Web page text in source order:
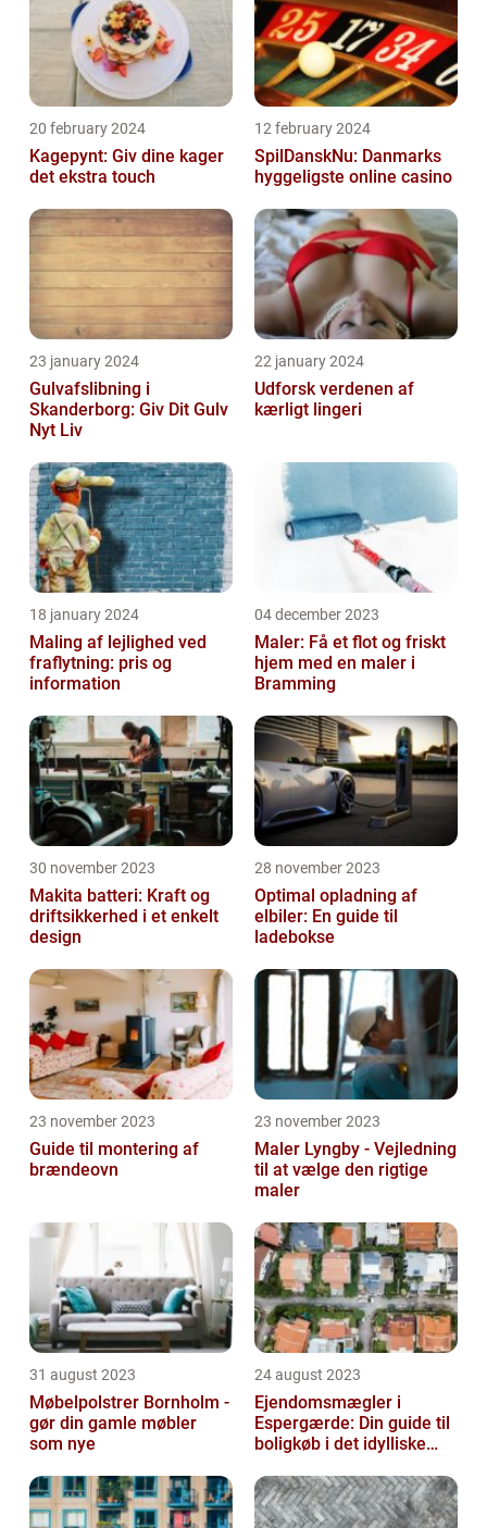
20 february 2024
Kagepynt: Giv dine kager
det ekstra touch
12 february 2024
SpilDanskNu: Danmarks
hyggeligste online casino
23 january 2024
Gulvafslibning i
Skanderborg: Giv Dit Gulv
Nyt Liv
22 january 2024
Udforsk verdenen af
kærligt lingeri
18 january 2024
Maling af lejlighed ved
fraflytning: pris og
information
04 december 2023
Maler: Få et flot og friskt
hjem med en maler i
Bramming
30 november 2023
Makita batteri: Kraft og
driftsikkerhed i et enkelt
design
28 november 2023
Optimal opladning af
elbiler: En guide til
ladebokse
23 november 2023
Guide til montering af
brændeovn
23 november 2023
Maler Lyngby - Vejledning
til at vælge den rigtige
maler
31 august 2023
Møbelpolstrer Bornholm -
gør din gamle møbler
som nye
24 august 2023
Ejendomsmægler i
Espergærde: Din guide til
boligkøb i det idylliske